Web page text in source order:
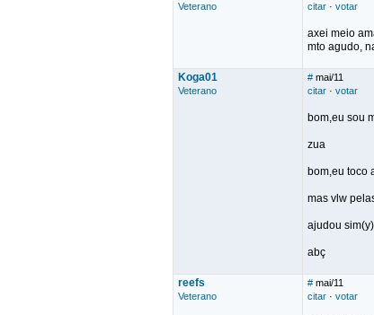
Veterano
citar · votar
axei meio
mto agudo,
Koga01
Veterano
# mai/11
citar · votar
bom,eu sou
zua
bom,eu toco
mas vlw
ajudou sim(y)
abç
reefs
Veterano
# mai/11
citar · votar